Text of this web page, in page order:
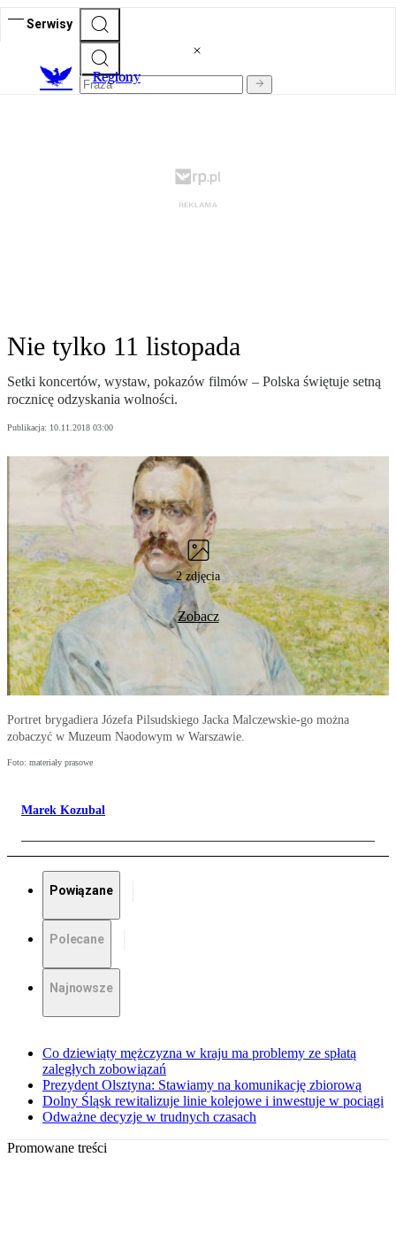
Serwisy
Regiony
Nie tylko 11 listopada
Setki koncertów, wystaw, pokazów filmów – Polska świętuje setną
rocznicę odzyskania wolności.
Publikacja: 10.11.2018 03:00
2 zdjęcia
Zobacz
Portret brygadiera Józefa Pilsudskiego Jacka Malczewskie-go można
zobaczyć w Muzeum Naodowym w Warszawie.
Foto: materiały prasowe
Marek Kozubal
Powiązane
Polecane
Najnowsze
Co dziewiąty mężczyzna w kraju ma problemy ze spłatą
zaległych zobowiązań
Prezydent Olsztyna: Stawiamy na komunikację zbiorową
Dolny Śląsk rewitalizuje linie kolejowe i inwestuje w pociągi
Odważne decyzje w trudnych czasach
Promowane treści